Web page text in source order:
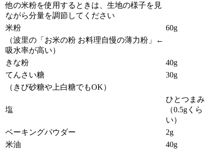
他の米粉を使用するときは、生地の様子を見
ながら分量を調節してください
米粉
60g
（波里の「お米の粉 お料理自慢の薄力粉」←
吸水率が高い）
きな粉
40g
てんさい糖
30g
（きび砂糖や上白糖でもOK）
塩
ひとつまみ
（0.5gくら
い）
ベーキングパウダー
2g
米油
40g